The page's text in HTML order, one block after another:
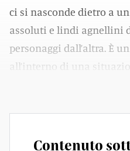
ci si nasconde dietro a
assoluti e lindi agnellini
personaggi dall’altra. È
all’interno di una
Contenuto